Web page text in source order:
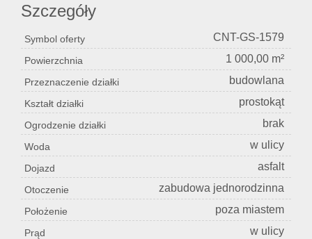
Szczegóły
Symbol oferty CNT-GS-1579
Powierzchnia 1 000,00 m²
Przeznaczenie działki budowlana
Kształt działki prostokąt
Ogrodzenie działki brak
Woda w ulicy
Dojazd asfalt
Otoczenie zabudowa jednorodzinna
Położenie poza miastem
Prąd w ulicy